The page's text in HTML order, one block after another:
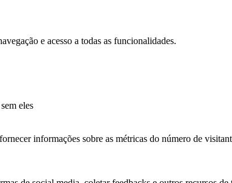
e acesso a todas as funcionalidades.
eles
informações sobre as métricas do número de